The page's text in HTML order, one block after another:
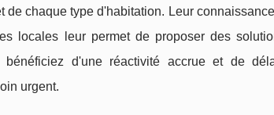
chaque type d'habitation. Leur
locales leur permet de proposer des
d'une réactivité accrue et de
urgent.